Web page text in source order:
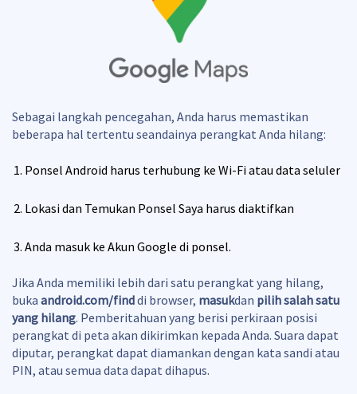
Sebagai langkah pencegahan, Anda harus memastikan
beberapa hal tertentu seandainya perangkat Anda hilang:
Ponsel Android harus terhubung ke Wi-Fi atau data seluler
Lokasi dan Temukan Ponsel Saya harus diaktifkan
Anda masuk ke Akun Google di ponsel.
Jika Anda memiliki lebih dari satu perangkat yang hilang,
buka android.com/finddi browser, masukdan pilih salah satu
yang hilang. Pemberitahuan yang berisi perkiraan posisi
perangkat di peta akan dikirimkan kepada Anda. Suara dapat
diputar, perangkat dapat diamankan dengan kata sandi atau
PIN, atau semua data dapat dihapus.